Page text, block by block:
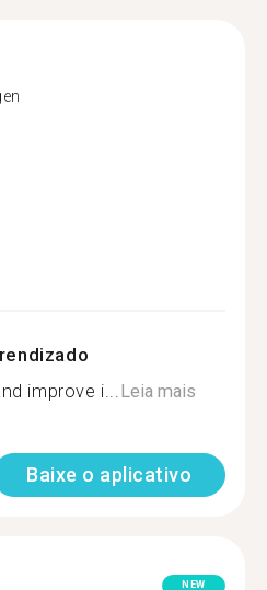
improve i...Leia mais
Baixe o aplicativo
NEW